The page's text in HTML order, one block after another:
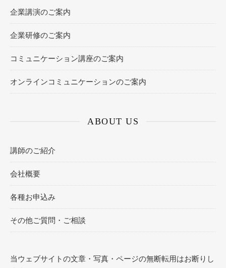
企業講演のご案内
企業研修のご案内
コミュニケーション講座のご案内
オンラインコミュニケーションのご案内
ABOUT US
講師のご紹介
会社概要
各種お申込み
その他ご質問・ご相談
当ウェブサイトの文章・写真・ページの無断転用はお断りし